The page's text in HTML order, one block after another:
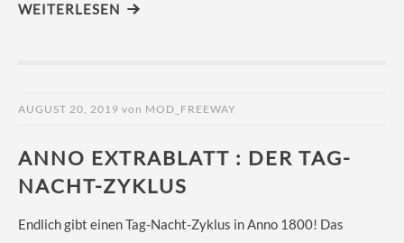
WEITERLESEN
AUGUST 20, 2019 von MOD_FREEWAY
ANNO EXTRABLATT : DER TAG-
NACHT-ZYKLUS
Endlich gibt einen Tag-Nacht-Zyklus in Anno 1800! Das